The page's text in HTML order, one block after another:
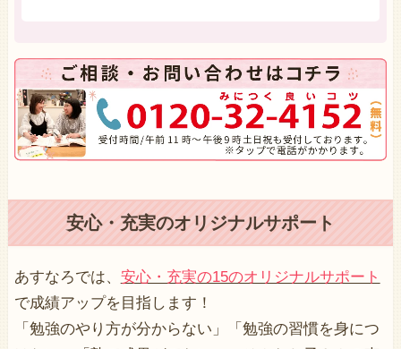
安心・充実のオリジナルサポート
あすなろでは、 安心・充実の15のオリジナルサポート
で成績アップを目指します！
「勉強のやり方が分からない」「勉強の習慣を身につ